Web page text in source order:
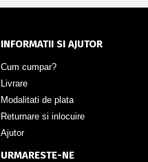
INFORMATII SI AJUTOR
Cum cumpar?
Livrare
Modalitati de plata
Returnare si inlocuire
Ajutor
URMARESTE-NE